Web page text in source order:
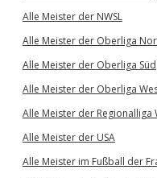
Alle Meister der NWSL
Alle Meister der Oberliga
Alle Meister der Oberliga Süd
Alle Meister der Oberliga
Alle Meister der Regionalliga
Alle Meister der USA
Alle Meister im Fußball der